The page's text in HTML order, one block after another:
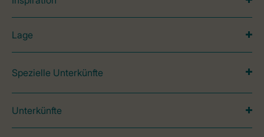
Lage
Spezielle Unterkünfte
Unterkünfte